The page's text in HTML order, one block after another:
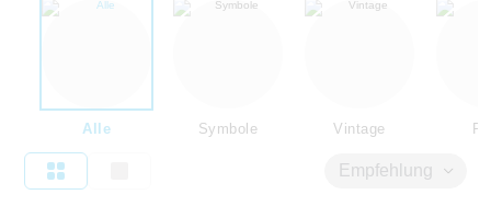
Alle Symbole Vintage
Empfehlung